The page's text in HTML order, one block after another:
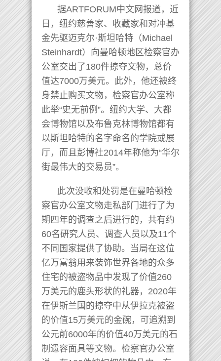
据ARTFORUM中文网报道，近
日，纽约慈善家、收藏家和对冲基
金先驱迈克尔·斯坦哈特（Michael
Steinhardt）向曼哈顿地区检察官办
公室交出了180件掠夺文物，总价
值达7000万美元。此外，他还被终
身禁止购买文物，检察官办公室称
此举“史无前例”。纽约大学、大都
会博物馆以及布鲁克林博物馆都有
以斯坦哈特的名字命名的学院或展
厅，而且彭博社2014年称他为“华尔
街最伟大的交易员”。
此次没收和处罚是在曼哈顿检
察官办公室文物走私部门进行了为
期四年的调查之后进行的，共有约
60名研究人员、调查人员以及11个
不同国家提供了协助。当局在这位
亿万富翁用来装饰世界各地的众多
住宅的被盗物品中发现了价值260
万美元的鹿头形状的礼器，2020年
在伊斯兰国的掠夺中从伊拉克被盗
的价值15万美元的金碗，可追溯到
公元前6000年的价值40万美元的石
制遗容面具等文物。检察官办公室